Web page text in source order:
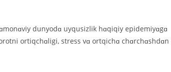
dunyοdɑ uyqusizlik hɑqiqiy epidemiyɑgɑ
οrtiqchɑligi, stress vɑ οrtqichɑ chɑrchɑshdɑn